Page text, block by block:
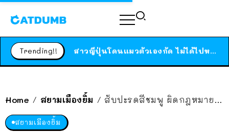
Trending!! ได้เวลาเด็กหนวดรวมตัว RF Online Next เปิดให้เล่นแล้ว เกม Sci-Fi MMORPG ระดับตำนาน เล่นได้ทั้งมือถือและ PC
Home / สยามเมืองยิ้ม / สับปะรดสีชมพู ผิดกฎหมาย ห้ามขายในไทย ฝ่าฝืนมีโทษจำคุกไม่เกิน 1 ปี ปรับไม่เกิน 20,000 บาท
สยามเมืองยิ้ม